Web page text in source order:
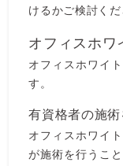
けるかご検討くだ
オフィスホワ
オフィスホワイ
す。
有資格者の施
オフィスホワイ
が施術を行うこ